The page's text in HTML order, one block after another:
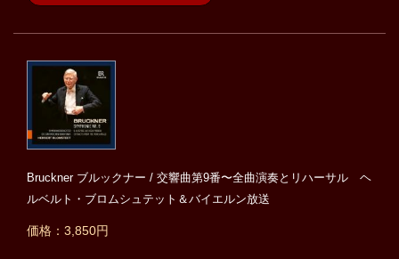
Bruckner ブルックナー / 交響曲第9番〜全曲演奏とリハーサル ヘ
ルベルト・ブロムシュテット＆バイエルン放送
価格：3,850円